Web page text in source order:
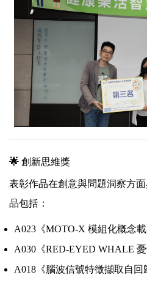
🌟 創新思維獎
表彰作品在創意與問題洞察方
品包括：
A023《MOTO-X 模組化概念
A030《RED-EYED WHALE
A018《腦波信號特徵擷取自